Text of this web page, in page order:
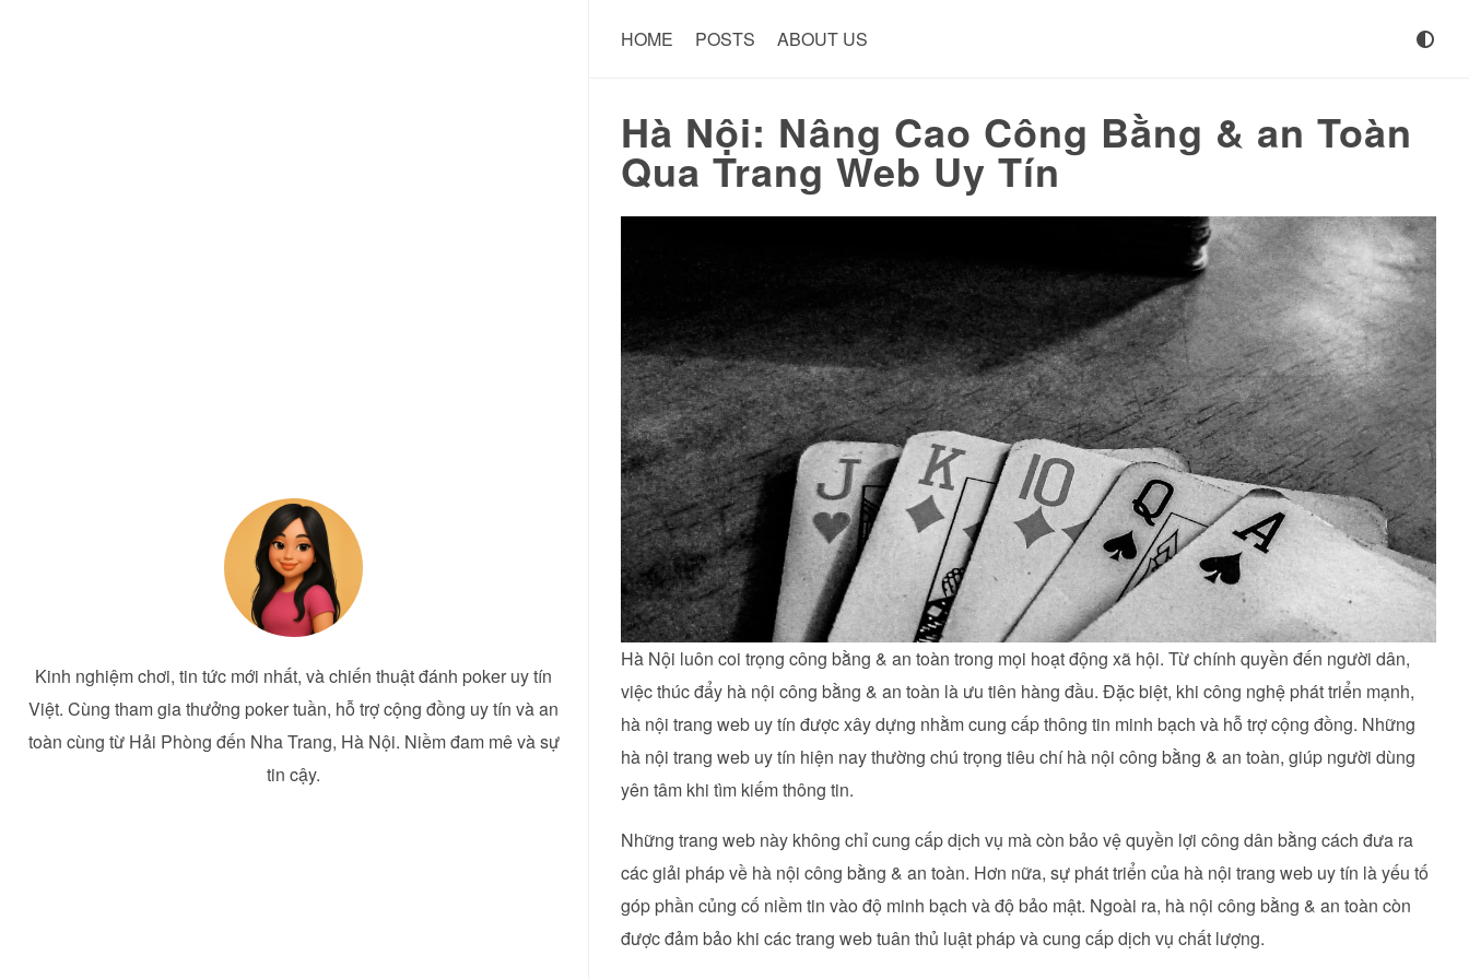
Kinh nghiệm chơi, tin tức mới nhất, và chiến thuật đánh poker uy tín
Việt. Cùng tham gia thưởng poker tuần, hỗ trợ cộng đồng uy tín và an
toàn cùng từ Hải Phòng đến Nha Trang, Hà Nội. Niềm đam mê và sự
tin cậy.
HOME POSTS ABOUT US
Hà Nội: Nâng Cao Công Bằng & an Toàn
Qua Trang Web Uy Tín
Hà Nội luôn coi trọng công bằng & an toàn trong mọi hoạt động xã hội. Từ chính quyền đến người dân,
việc thúc đẩy hà nội công bằng & an toàn là ưu tiên hàng đầu. Đặc biệt, khi công nghệ phát triển mạnh,
hà nội trang web uy tín được xây dựng nhằm cung cấp thông tin minh bạch và hỗ trợ cộng đồng. Những
hà nội trang web uy tín hiện nay thường chú trọng tiêu chí hà nội công bằng & an toàn, giúp người dùng
yên tâm khi tìm kiếm thông tin.
Những trang web này không chỉ cung cấp dịch vụ mà còn bảo vệ quyền lợi công dân bằng cách đưa ra
các giải pháp về hà nội công bằng & an toàn. Hơn nữa, sự phát triển của hà nội trang web uy tín là yếu tố
góp phần củng cố niềm tin vào độ minh bạch và độ bảo mật. Ngoài ra, hà nội công bằng & an toàn còn
được đảm bảo khi các trang web tuân thủ luật pháp và cung cấp dịch vụ chất lượng.